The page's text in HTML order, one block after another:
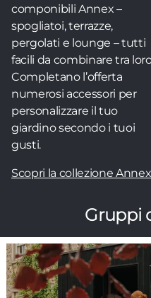
componibili Annex –
spogliatoi, terrazze,
pergolati e lounge – tutti
facili da combinare tra
Completano l’offerta
numerosi accessori per
personalizzare il tuo
giardino secondo i tuoi
gusti.
Scopri la collezione
Gruppi